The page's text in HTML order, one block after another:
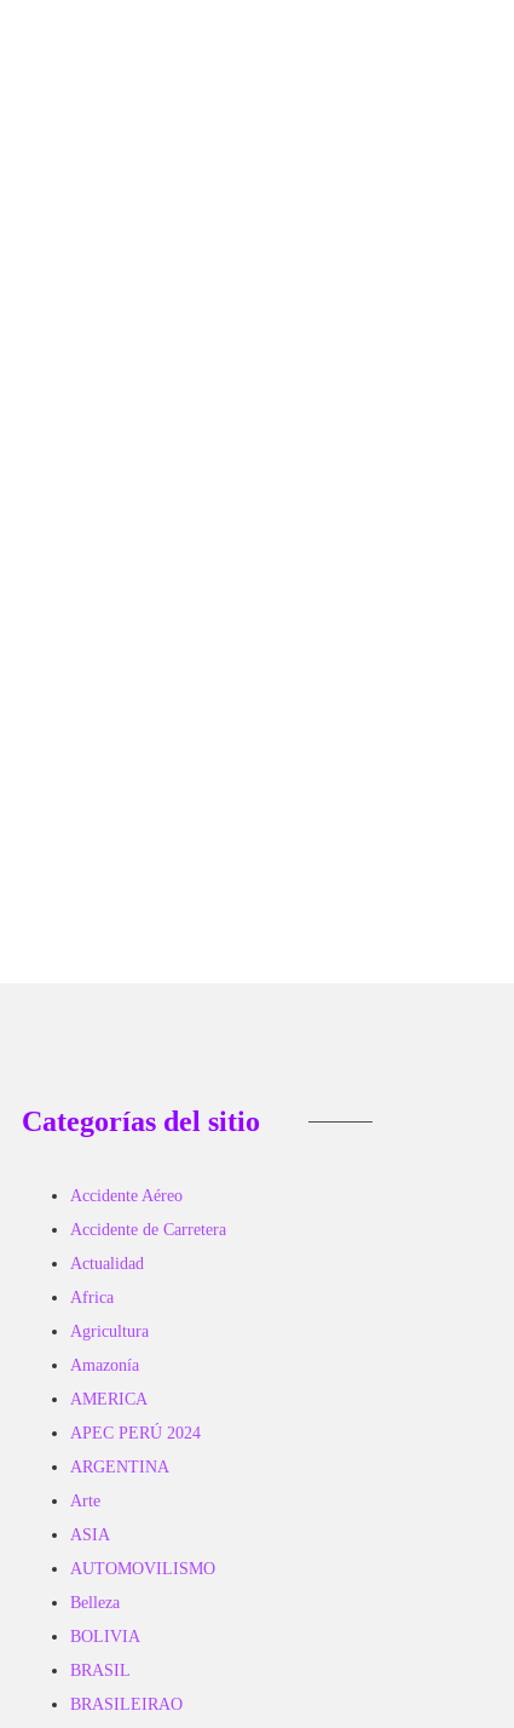
Categorías del sitio
Accidente Aéreo
Accidente de Carretera
Actualidad
Africa
Agricultura
Amazonía
AMERICA
APEC PERÚ 2024
ARGENTINA
Arte
ASIA
AUTOMOVILISMO
Belleza
BOLIVIA
BRASIL
BRASILEIRAO